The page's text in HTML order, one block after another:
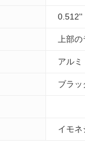
0.512''
上部の
アルミ
ブラッ
イモネ